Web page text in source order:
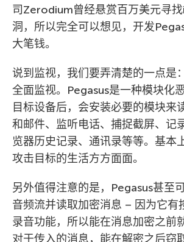
司Zerodium曾经悬赏百万美元寻
洞，所以完全可以想见，开发
大笔钱。
说到监视，我们要弄清楚的一点是
全面监视。Pegasus是一种模块化
目标设备后，会安装必要的模块来
和邮件、监听电话、捕捉截屏、记
览器历史记录、通讯录等等。基本
攻击目标的生活方方面面。
另外值得注意的是，Pegasus甚至
音频流并读取加密消息 – 因为它有
录音功能，所以能在消息加密之前
对于传入的消息，能在解密之后窃